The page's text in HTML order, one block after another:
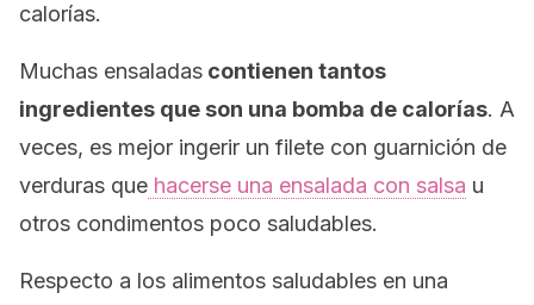
calorías.
Muchas ensaladas contienen tantos
ingredientes que son una bomba de calorías. A
veces, es mejor ingerir un filete con guarnición de
verduras que hacerse una ensalada con salsa u
otros condimentos poco saludables.
Respecto a los alimentos saludables en una